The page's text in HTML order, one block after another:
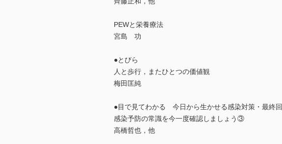
PEWと栄養療法
宮島 功
●とびら
人と歩行，またひとつの価値観
梅田匡純
●目で見てわかる 今日から生かせる感染対策・最終回
感染予防の常識を今一度確認しましょう③
高橋哲也，他